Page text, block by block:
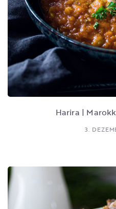
Harira |
3.